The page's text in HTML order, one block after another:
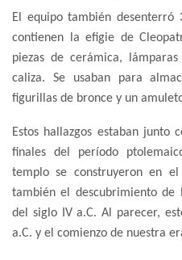
El equipo también desenterró
contienen la efigie de
piezas de cerámica,
caliza. Se usaban para
figurillas de bronce y un
Estos hallazgos estaban junto
finales del período
templo se construyeron en
también el descubrimiento
del siglo IV a.C. Al parecer,
a.C. y el comienzo de nuestra